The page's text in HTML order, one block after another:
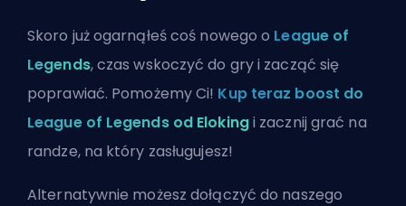
Skoro już ogarnąłeś coś nowego o League of
Legends, czas wskoczyć do gry i zacząć się
poprawiać. Pomożemy Ci! Kup teraz boost do
League of Legends od Elokingi zacznij grać na
randze, na który zasługujesz!
Alternatywnie możeszdołączyć do naszego